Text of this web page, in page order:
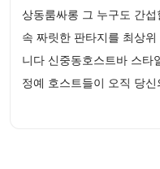
상동룸싸롱 그 누구도 간
속 짜릿한 판타지를 최상
니다 신중동호스트바 스타
정예 호스트들이 오직 당